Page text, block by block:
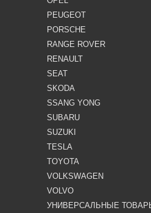
PEUGEOT
PORSCHE
RANGE ROVER
RENAULT
SEAT
SKODA
SSANG YONG
SUBARU
SUZUKI
TESLA
TOYOTA
VOLKSWAGEN
VOLVO
УНИВЕРСАЛЬНЫЕ